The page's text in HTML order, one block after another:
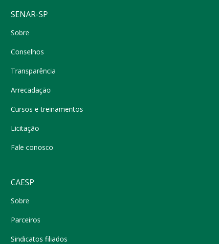
SENAR-SP
Sobre
Conselhos
Transparência
Arrecadação
Cursos e treinamentos
Licitação
Fale conosco
CAESP
Sobre
Parceiros
Sindicatos filiados